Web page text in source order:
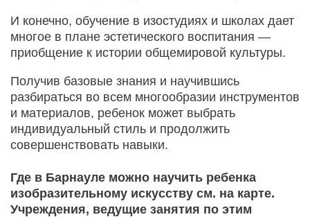
И конечно, обучение в изостудиях и школах дает
многое в плане эстетического воспитания —
приобщение к истории общемировой культуры.
Получив базовые знания и научившись
разбираться во всем многообразии инструментов
и материалов, ребенок может выбрать
индивидуальный стиль и продолжить
совершенствовать навыки.
Где в Барнауле можно научить ребенка
изобразительному искусству см. на карте.
Учреждения, ведущие занятия по этим